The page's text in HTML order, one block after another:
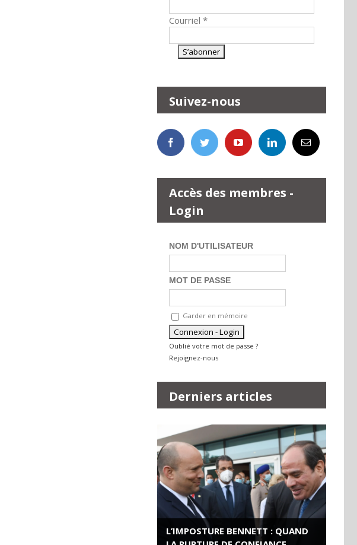
Courriel *
Suivez-nous
Accès des membres -
Login
NOM D'UTILISATEUR
MOT DE PASSE
Garder en mémoire
Oublié votre mot de passe ?
Rejoignez-nous
Derniers articles
L’IMPOSTURE BENNETT : QUAND